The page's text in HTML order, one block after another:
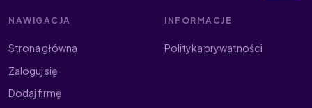
NAWIGACJA
Strona główna
Zaloguj się
Dodaj firmę
INFORMACJE
Polityka prywatności